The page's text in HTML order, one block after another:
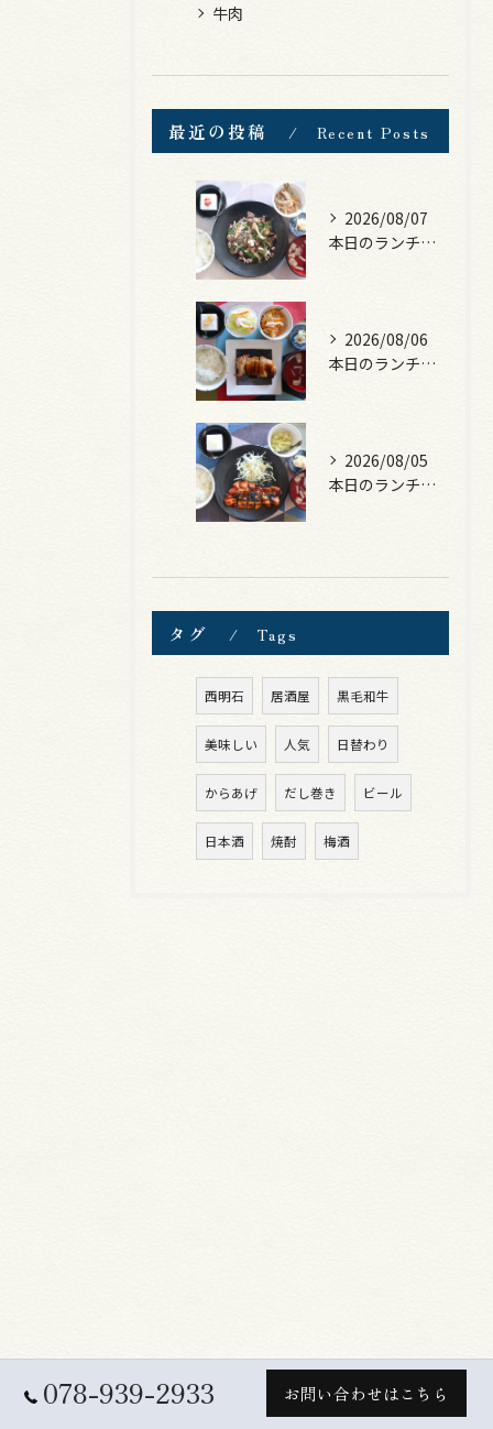
牛肉
最近の投稿 Recent Posts
2026/08/07
本日のランチは、黒毛和牛のチャプチェ！
2026/08/06
本日のランチは、照焼きチキン！
2026/08/05
本日のランチは、ロース豚カツ梅はさみ！
タグ Tags
西明石 居酒屋 黒毛和牛
美味しい 人気 日替わり
からあげ だし巻き ビール
日本酒 焼酎 梅酒
078-939-2933 お問い合わせはこちら